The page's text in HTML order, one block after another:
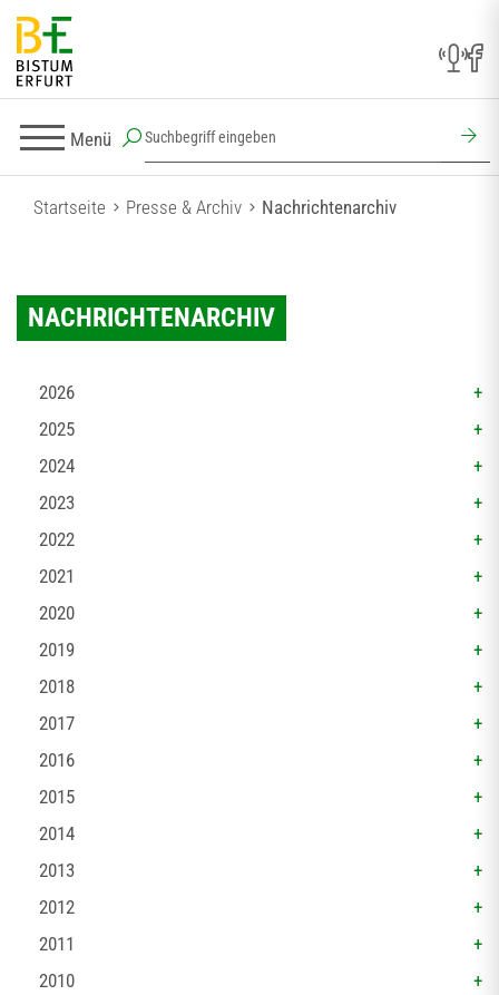
Menü
Startseite Presse & Archiv Nachrichtenarchiv
NACHRICHTENARCHIV
2026
2025
2024
2023
2022
2021
2020
2019
2018
2017
2016
2015
2014
2013
2012
2011
2010